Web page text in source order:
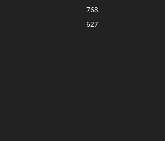
768
627